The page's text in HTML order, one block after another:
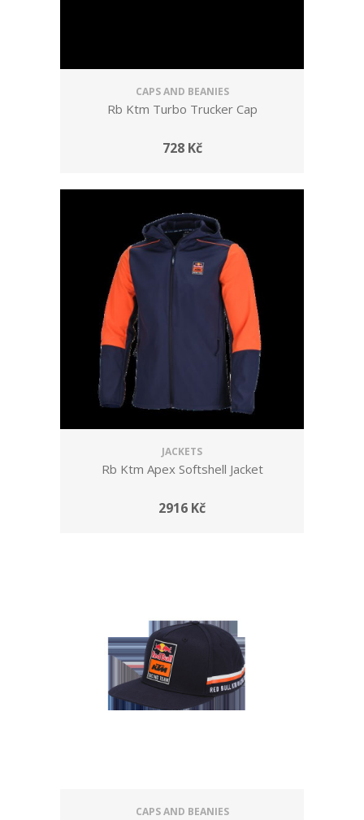
CAPS AND BEANIES
Rb Ktm Turbo Trucker Cap
728 Kč
JACKETS
Rb Ktm Apex Softshell Jacket
2916 Kč
CAPS AND BEANIES